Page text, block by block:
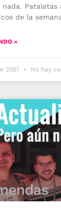
Pataletas
de la
»
2021 No hay